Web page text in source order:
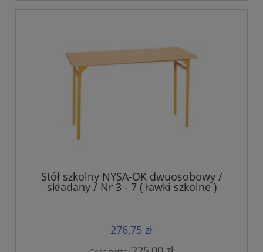
Stół szkolny NYSA-OK dwuosobowy /
składany / Nr 3 - 7 ( ławki szkolne )
276,75 zł